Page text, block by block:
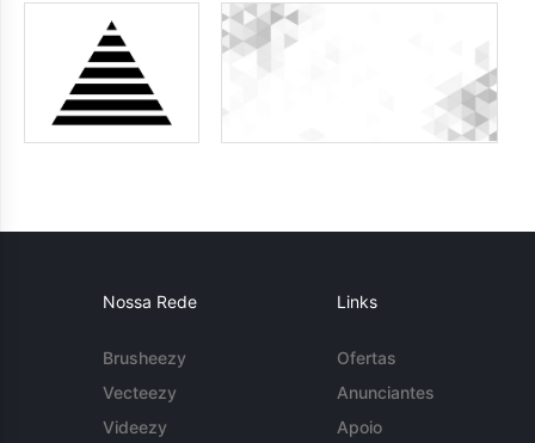
Nossa Rede
Brusheezy
Vecteezy
Videezy
Links
Ofertas
Anunciantes
Apoio